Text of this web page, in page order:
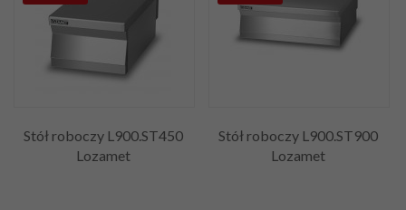
Stół roboczy L900.ST450
Lozamet
Stół roboczy L900.ST900
Lozamet